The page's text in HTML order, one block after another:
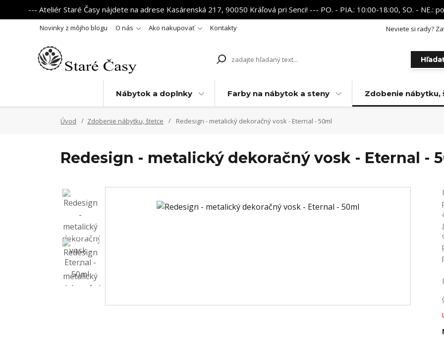
--- Ateliér Staré Časy nájdete na adrese Kasárenská 217, 90050 Kráľová pri Senci! --- PO. - PIA.: 10:00-18:00, SO. -
Novinky z môjho blogu O nás Ako nakupovať Kontakty Neviete si rady?
Nábytok a doplnky Farby na nábytok a steny Zdobenie nábytku,
Úvod Zdobenie nábytku, štetce Redesign - metalický dekoračný vosk - Eternal - 50ml
Redesign - metalický dekoračný vosk - Eternal -